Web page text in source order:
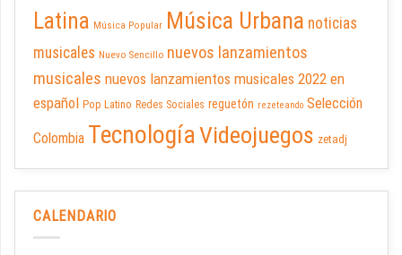
Latina Música Popular Música Urbana noticias
musicales Nuevo Sencillo nuevos lanzamientos
musicales nuevos lanzamientos musicales 2022 en
español Pop Latino Redes Sociales reguetón rezeteando Selección
Colombia TecnologíaVideojuegos zetadj
CALENDARIO